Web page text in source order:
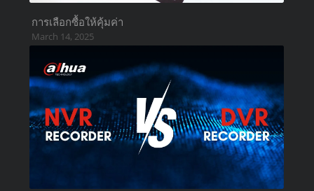
การเลือกซื้อให้คุ้มค่า
March 14, 2025